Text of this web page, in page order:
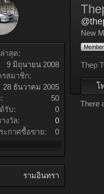
าสุด:
9 มิถุนายน 2008
สมาชิก:
28 ธันวาคม 2005
50
รับ:
0
งวัล:
0
ะกาศซื้อขาย:
0
รามอินทรา
New
Member
Thep
โ
There